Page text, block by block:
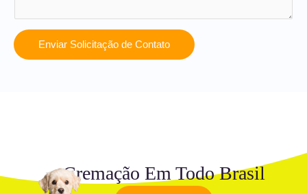
Enviar Solicitação de Contato
Cremação Em Todo Brasil